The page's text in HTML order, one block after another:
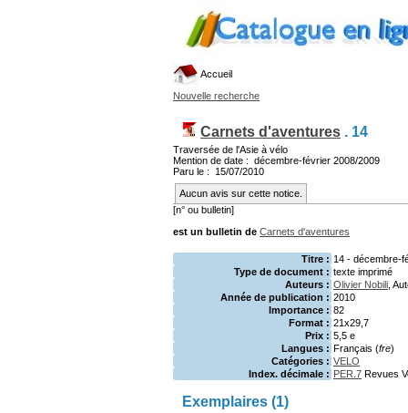
Accueil
Nouvelle recherche
Carnets d'aventures . 14
Traversée de l'Asie à vélo
Mention de date : décembre-février 2008/2009
Paru le : 15/07/2010
Aucun avis sur cette notice.
[n° ou bulletin]
est un bulletin de Carnets d'aventures
Titre : 14 - décembre-
Type de document : texte imprimé
Auteurs : Olivier Nobili ,
Année de publication : 2010
Importance : 82
Format : 21x29,7
Prix : 5,5 e
Langues : Français (fre)
Catégories : VELO
Index. décimale : PER.7 Revues
Exemplaires (1)